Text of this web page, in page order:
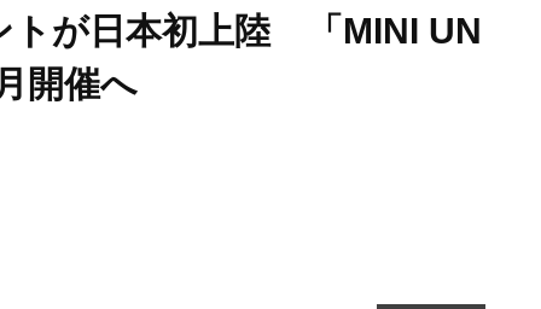
トが日本初上陸 「MINI UN
開催へ